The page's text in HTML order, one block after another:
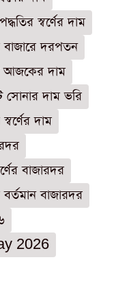
স্বর্ণের দাম
বাজারে দরপতন
আজকের দাম
সোনার দাম ভরি
দাম
বাজারদর
বাজারদর
2026